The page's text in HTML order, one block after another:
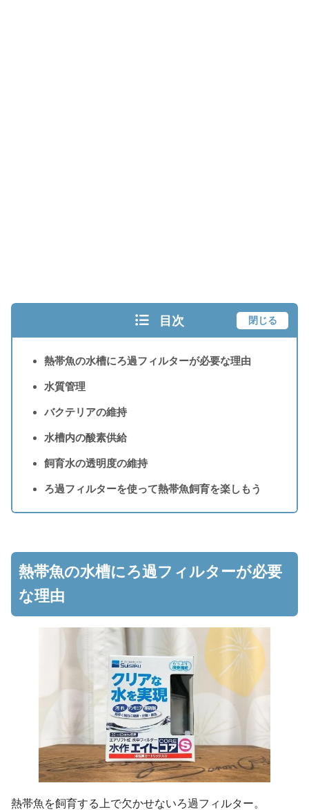
目次 閉じる
熱帯魚の水槽にろ過フィルターが必要な理由
水質管理
バクテリアの維持
水槽内の酸素供給
飼育水の透明度の維持
ろ過フィルターを使って熱帯魚飼育を楽しもう
熱帯魚の水槽にろ過フィルターが必要
な理由
熱帯魚を飼育する上で欠かせないろ過フィルター。